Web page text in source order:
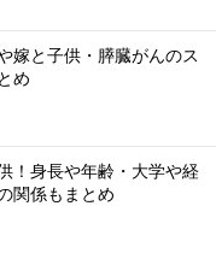
嫁と子供・膵臓がんのス
め
！身長や年齢・大学や経
関係もまとめ